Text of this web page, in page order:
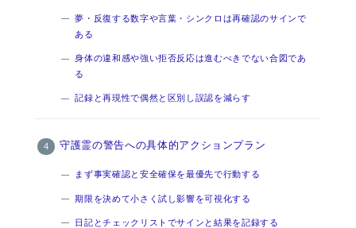
夢・反復する数字や言葉・シンクロは再確認のサインで
ある
身体の違和感や強い拒否反応は進むべきでない合図であ
る
記録と再現性で偶然と区別し誤認を減らす
守護霊の警告への具体的アクションプラン
まず事実確認と安全確保を最優先で行動する
期限を決めて小さく試し影響を可視化する
日記とチェックリストでサインと結果を記録する